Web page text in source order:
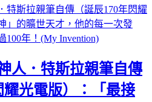
人．特斯拉親筆自傳
耀光電版）：「最接